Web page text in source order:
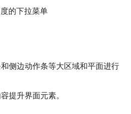
的下拉菜单
侧边动作条等大区域和平面进行
提升界面元素。